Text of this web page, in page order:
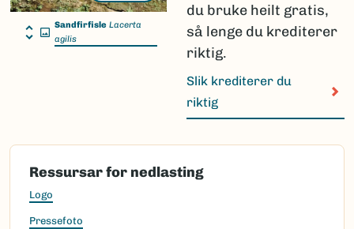
Sandfirfisle Lacerta
agilis
du bruke heilt gratis,
så lenge du krediterer
riktig.
Slik krediterer du
riktig
Ressursar for nedlasting
Logo
Pressefoto